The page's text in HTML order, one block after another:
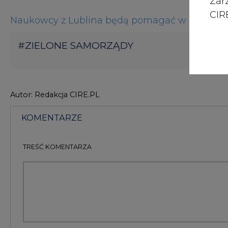
Naukowcy z Lublina będą pomagać w
#ZIELONE SAMORZĄDY
Autor: Redakcja CIRE.PL
KOMENTARZE
TREŚĆ KOMENTARZA